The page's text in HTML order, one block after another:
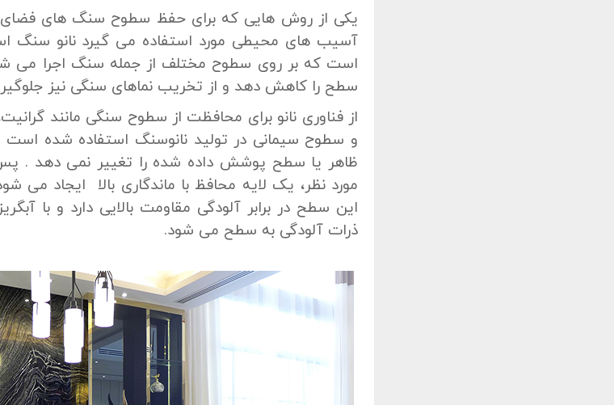
یکی از روش هایی که برای حفظ سطوح سنگ های فضای
آسیب های محیطی مورد استفاده می گیرد نانو سنگ
است که بر روی سطوح مختلف از جمله سنگ اجرا می شود
سطح را کاهش دهد و از تخریب نماهای سنگی نیز
از فناوری نانو برای محافظت از سطوح سنگی مانند
و سطوح سیمانی در تولید نانوسنگ استفاده شده
ظاهر یا سطح پوشش داده شده را تغییر نمی دهد .
مورد نظر، یک لایه محافظ با ماندگاری بالا ایجاد
این سطح در برابر آلودگی مقاومت بالایی دارد و با
ذرات آلودگی به سطح می شود.